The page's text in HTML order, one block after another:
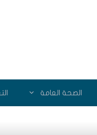
الصحة العامة